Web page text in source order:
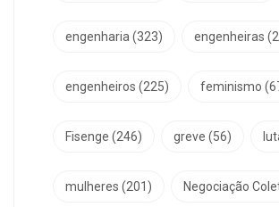
engenharia (323) engenheiras
engenheiros (225) feminismo
Fisenge (246) greve (56)
mulheres (201) Negociação